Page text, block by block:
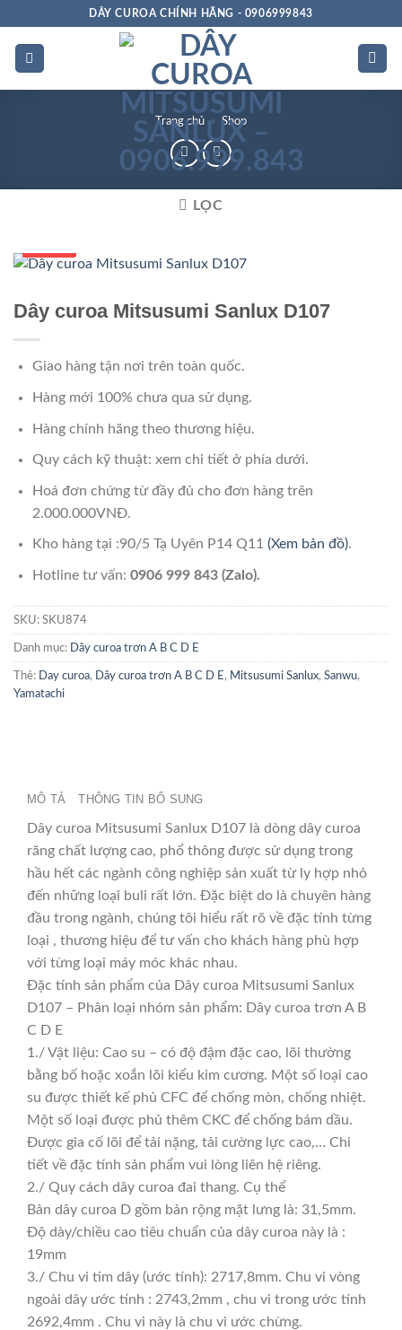
dung
DÂY CUROA CHÍNH HÃNG - 0906999843
Trang chủ » Shop
LỌC
Dây curoa Mitsusumi Sanlux D107
Giao hàng tận nơi trên toàn quốc.
Hàng mới 100% chưa qua sử dụng.
Hàng chính hãng theo thương hiệu.
Quy cách kỹ thuật: xem chi tiết ở phía dưới.
Hoá đơn chứng từ đầy đủ cho đơn hàng trên
2.000.000VNĐ.
Kho hàng tại :90/5 Tạ Uyên P14 Q11 (Xem bản đồ).
Hotline tư vấn: 0906 999 843 (Zalo).
SKU: SKU874
Danh mục: Dây curoa trơn A B C D E
Thẻ: Day curoa, Dây curoa trơn A B C D E , Mitsusumi Sanlux, Sanwu,
Yamatachi
MÔ TẢ THÔNG TIN BỔ SUNG
Dây curoa Mitsusumi Sanlux D107 là dòng dây curoa
răng chất lượng cao, phổ thông được sử dụng trong
hầu hết các ngành công nghiệp sản xuất từ ly hợp nhỏ
đến những loại buli rất lớn. Đặc biệt do là chuyên hàng
đầu trong ngành, chúng tôi hiểu rất rõ về đặc tính từng
loại , thương hiệu để tư vấn cho khách hàng phù hợp
với từng loại máy móc khác nhau.
Đặc tính sản phẩm của Dây curoa Mitsusumi Sanlux
D107 – Phân loại nhóm sản phẩm: Dây curoa trơn A B
C D E
1./ Vật liệu: Cao su – có độ đậm đặc cao, lõi thường
bằng bố hoặc xoắn lõi kiểu kim cương. Một số loại cao
su được thiết kế phủ CFC để chống mòn, chống nhiệt.
Một số loại được phủ thêm CKC để chống bám dầu.
Được gia cố lõi để tải nặng, tải cường lực cao,… Chi
tiết về đặc tính sản phẩm vui lòng liên hệ riêng.
2./ Quy cách dây curoa đai thang. Cụ thể
Bản dây curoa D gồm bản rộng mặt lưng là: 31,5mm.
Độ dày/chiều cao tiêu chuẩn của dây curoa này là :
19mm
3./ Chu vi tim dây (ước tính): 2717,8mm. Chu vi vòng
ngoài dây ước tính : 2743,2mm , chu vi trong ước tính
2692,4mm . Chu vi này là chu vi ước chừng.